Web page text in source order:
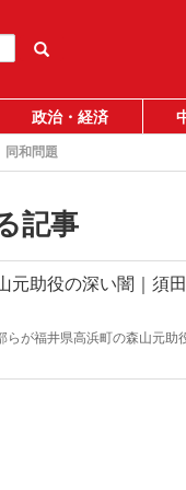
政治・経済
同和問題
記事
元助役の深い闇｜須
らが福井県高浜町の森山元
員が109人もいたことが報